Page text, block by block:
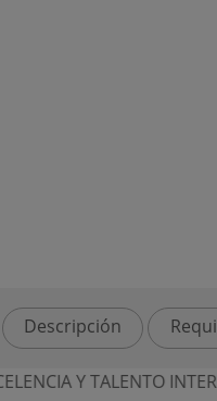
Descripción
Y TALENTO